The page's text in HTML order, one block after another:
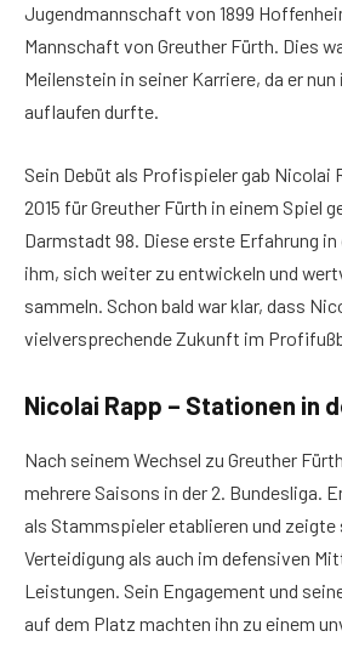
Jugendmannschaft von 1899
Mannschaft von Greuther Fürth. Dies
Meilenstein in seiner Karriere, da er nun
auflaufen durfte.
Sein Debüt als Profispieler gab Nicolai
2015 für Greuther Fürth in einem Spiel
Darmstadt 98. Diese erste Erfahrung in
ihm, sich weiter zu entwickeln und
sammeln. Schon bald war klar, dass
vielversprechende Zukunft im
Nicolai Rapp – Stationen in
Nach seinem Wechsel zu Greuther
mehrere Saisons in der 2. Bundesliga.
als Stammspieler etablieren und zeigte
Verteidigung als auch im defensiven
Leistungen. Sein Engagement und
auf dem Platz machten ihn zu einem